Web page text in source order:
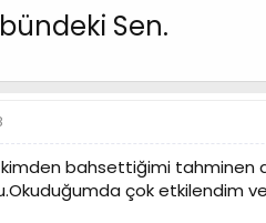
Sen.
kimden bahsettiğimi tahminen
çok etkilendim